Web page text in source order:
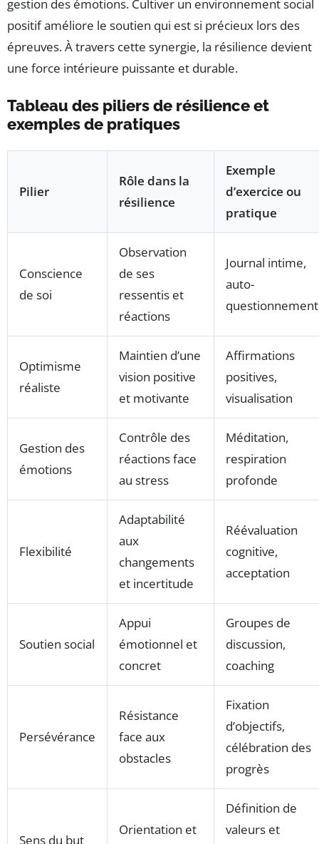
gestion des émotions. Cultiver un environnement social
positif améliore le soutien qui est si précieux lors des
épreuves. À travers cette synergie, la résilience devient
une force intérieure puissante et durable.
Tableau des piliers de résilience et
exemples de pratiques
Pilier
Rôle dans la
résilience
Exemple
d’exercice ou
pratique
Conscience
de soi
Observation
de ses
ressentis et
réactions
Journal intime,
auto-
questionnement
Optimisme
réaliste
Maintien d’une
vision positive
et motivante
Affirmations
positives,
visualisation
Gestion des
émotions
Contrôle des
réactions face
au stress
Méditation,
respiration
profonde
Flexibilité
Adaptabilité
aux
changements
et incertitude
Réévaluation
cognitive,
acceptation
Soutien social
Appui
émotionnel et
concret
Groupes de
discussion,
coaching
Persévérance
Résistance
face aux
obstacles
Fixation
d’objectifs,
célébration des
progrès
Sens du but
Orientation et
Définition de
valeurs et